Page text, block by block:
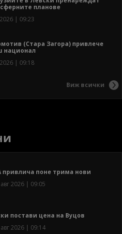
планове
| 09:23
(Стара Загора) привлече
национал
| 09:18
Виж всички
привлича поне трима нови
2026 | 09:05
постави цена на Вуцов
2026 | 09:14